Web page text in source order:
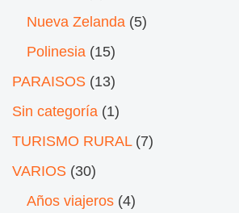
Nueva Zelanda (5)
Polinesia (15)
PARAISOS (13)
Sin categoría (1)
TURISMO RURAL(7)
VARIOS (30)
Años viajeros (4)